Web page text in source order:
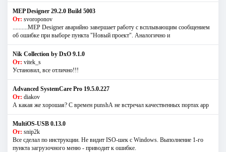
MEP Designer 29.2.0 Build 5003
От: svoroponov
..........MEP Designer аварийно завершает работу с всплывающим сообщением
об ошибке при выборе пункта "Новый проект". Аналогично и
Nik Collection by DxO 9.1.0
От: vitek_s
Установил, все отлично!!!
Advanced SystemCare Pro 19.5.0.227
От: diakov
А какая же хорошая? С времен punshА не встречал качественных портах app
MultiOS-USB 0.13.0
От: snip2k
Все сделал по инструкции. Не видит ISO-шек с Windows. Выполнение 1-го
пункта загрузочного меню - приводит к ошибке.